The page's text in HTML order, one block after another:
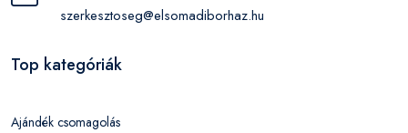
szerkesztoseg@elsomadiborhaz.hu
Top kategóriák
Ajándék csomagolás